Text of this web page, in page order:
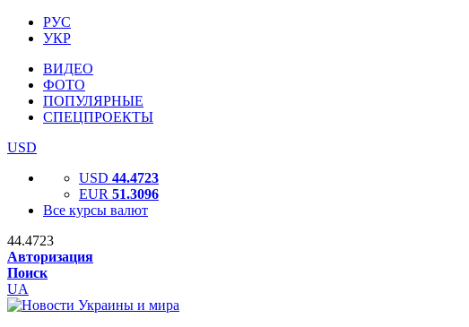
РУС
УКР
ВИДЕО
ФОТО
ПОПУЛЯРНЫЕ
СПЕЦПРОЕКТЫ
USD
USD 44.4723
EUR 51.3096
Все курсы валют
44.4723
Авторизация
Поиск
UA